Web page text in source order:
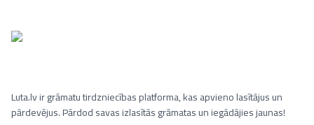
Luta.lv ir grāmatu tirdzniecības platforma, kas apvieno lasītājus un
pārdevējus. Pārdod savas izlasītās grāmatas un iegādājies jaunas!